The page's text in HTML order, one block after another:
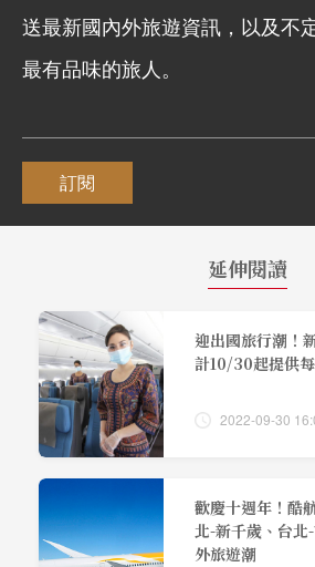
送最新國內外旅遊資訊，以及不
最有品味的旅人。
訂閱
延伸閱讀
迎出國旅行潮！
計10/30起提供
2022-09-30
歡慶十週年！酷
北-新千歲、台北
外旅遊潮